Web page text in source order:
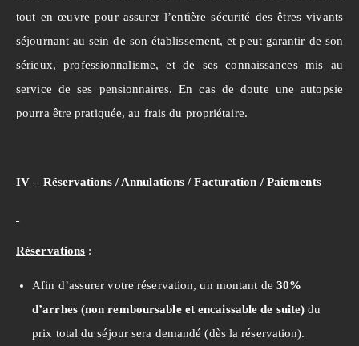
tout en œuvre pour assurer l’entière sécurité des êtres vivants
séjournant au sein de son établissement, et peut garantir de son
sérieux, professionnalisme, et de ses connaissances mis au
service de ses pensionnaires. En cas de doute une autopsie
pourra être pratiquée, au frais du propriétaire.
IV – Réservations / Annulations / Facturation / Paiements
Réservations :
Afin d’assurer votre réservation, un montant de 30%
d’arrhes (non remboursable et encaissable de suite) du
prix total du séjour sera demandé (dès la réservation).